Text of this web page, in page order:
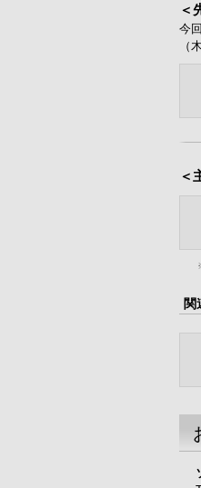
＜
今
（
＜
関